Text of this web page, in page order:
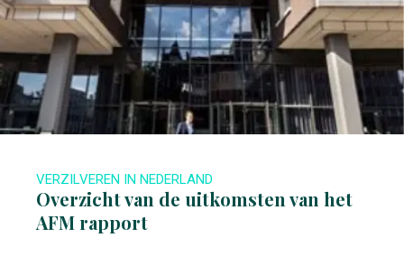
VERZILVEREN IN NEDERLAND
Overzicht van de uitkomsten van het
AFM rapport